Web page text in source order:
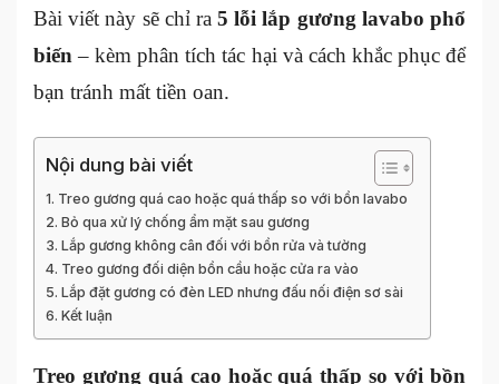
Bài viết này sẽ chỉ ra5 lỗi lắp gương lavabo phổ
biến – kèm phân tích tác hại và cách khắc phục để
bạn tránh mất tiền oan.
Nội dung bài viết
Treo gương quá cao hoặc quá thấp so với bồn lavabo
Bỏ qua xử lý chống ẩm mặt sau gương
Lắp gương không cân đối với bồn rửa và tường
Treo gương đối diện bồn cầu hoặc cửa ra vào
Lắp đặt gương có đèn LED nhưng đấu nối điện sơ sài
Kết luận
Treo gương quá cao hoặc quá thấp so với bồn